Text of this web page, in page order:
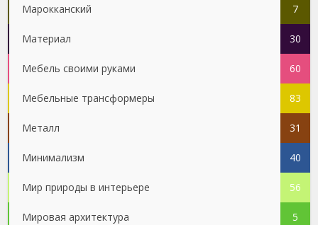
Марокканский 7
Материал 30
Мебель своими руками 60
Мебельные трансформеры 83
Металл 31
Минимализм 40
Мир природы в интерьере 56
Мировая архитектура 5